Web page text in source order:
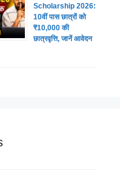
Scholarship 2026:
10वीं पास छात्रों को
₹10,000 की
छात्रवृत्ति, जानें आवेदन